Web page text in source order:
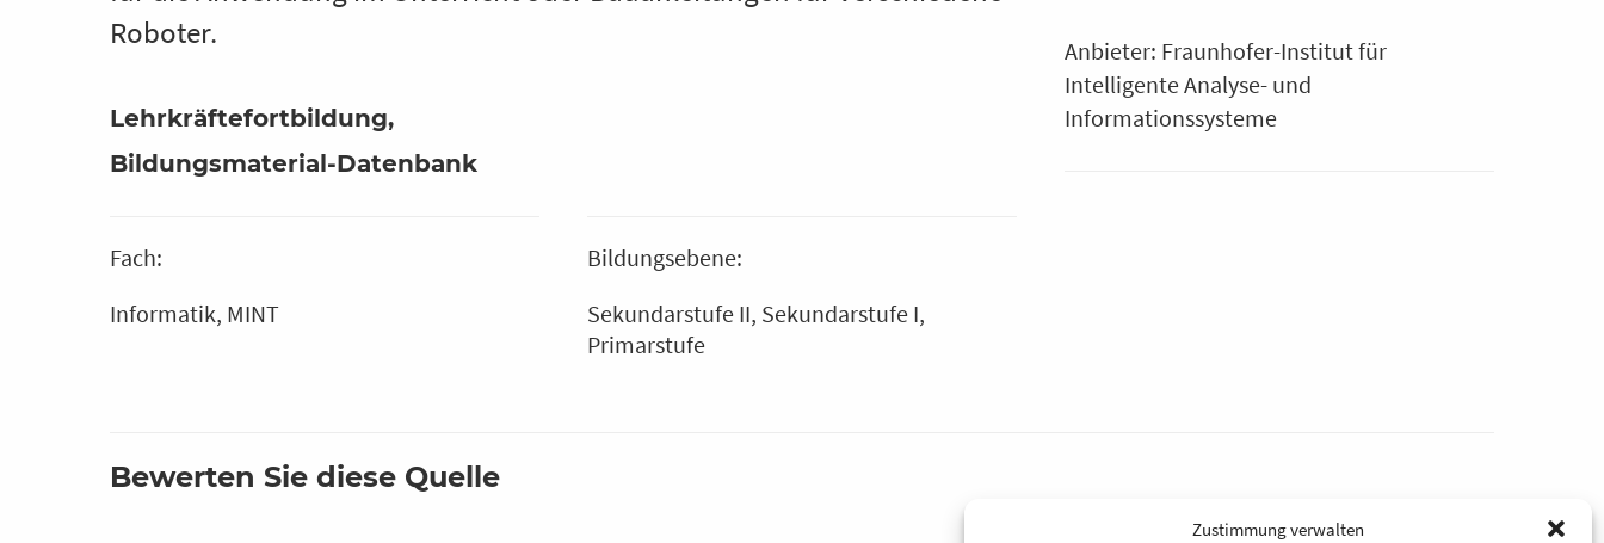
Zustimmung verwalten
Roboter.
Lehrkräftefortbildung
Bildungsmaterial-Datenbank
Fach:
Informatik MINT
Bildungsebene:
Sekundarstufe II Sekundarstufe I
Primarstufe
Anbieter: Fraunhofer-Institut für
Intelligente Analyse- und
Informationssysteme
Bewerten Sie diese Quelle